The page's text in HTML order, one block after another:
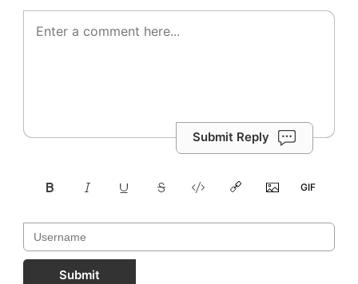
Submit Reply
Submit